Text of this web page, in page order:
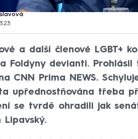
a další členové LGBT+
Foldyny devianti.
CNN Prima NEWS.
upřednostňována třeba
se tvrdě ohradili jak
Lipavský.